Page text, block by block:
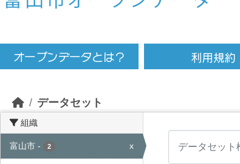
データセット
組織
富山市 - 2 x